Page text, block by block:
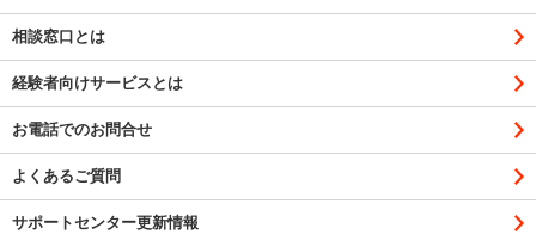
相談窓口とは
経験者向けサービスとは
お電話でのお問合せ
よくあるご質問
サポートセンター更新情報